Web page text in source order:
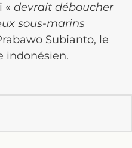
« devrait déboucher
sous-marins
Subianto, le
indonésien.